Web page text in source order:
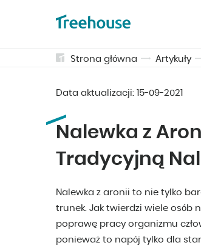
Strona główna Artykuły
Data aktualizacji: 15-09-2021
Nalewka z
Tradycyjną
Nalewka z aronii to nie tylko
trunek. Jak twierdzi wiele osób
poprawę pracy organizmu
ponieważ to napój tylko dla